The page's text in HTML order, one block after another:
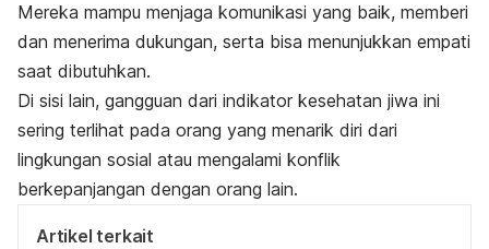
Mereka mampu menjaga komunikasi yang baik, memberi
dan menerima dukungan, serta bisa menunjukkan empati
saat dibutuhkan.
Di sisi lain, gangguan dari indikator kesehatan jiwa ini
sering terlihat pada orang yang menarik diri dari
lingkungan sosial atau mengalami konflik
berkepanjangan dengan orang lain.
Artikel terkait